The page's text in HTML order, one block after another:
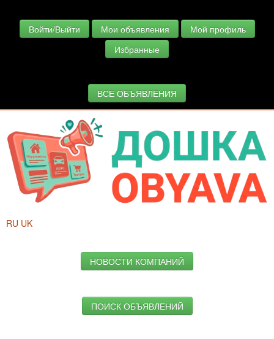
Войти/Выйти Мои объявления
Мой профиль
Избранные
ВСЕ ОБЪЯВЛЕНИЯ
RU UK
НОВОСТИ КОМПАНИЙ
ПОИСК ОБЪЯВЛЕНИЙ